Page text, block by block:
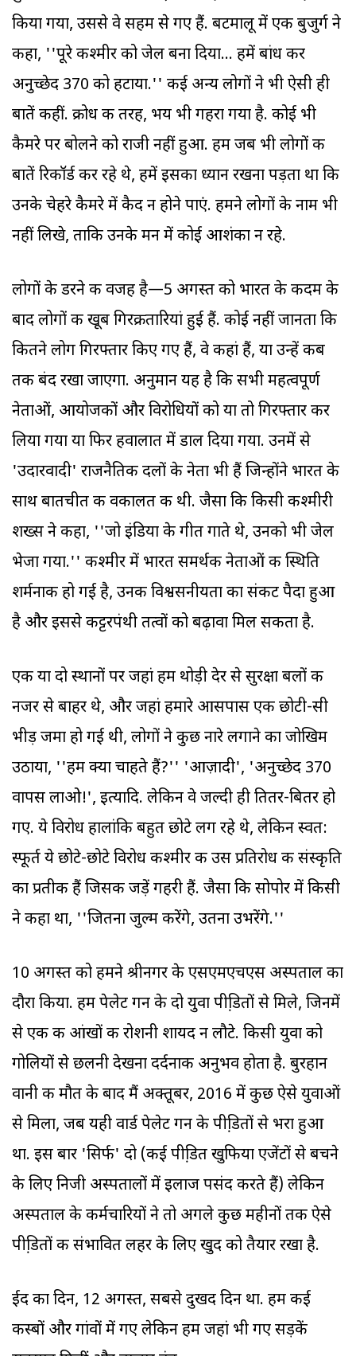
किया गया, उससे वे सहम से गए हैं. बटमालू में एक बुजुर्ग ने
कहा, ''पूरे कश्मीर को जेल बना दिया... हमें बांध कर
अनुच्छेद 370 को हटाया.'' कई अन्य लोगों ने भी ऐसी ही
बातें कहीं. क्रोध की तरह, भय भी गहरा गया है. कोई भी
कैमरे पर बोलने को राजी नहीं हुआ. हम जब भी लोगों की
बातें रिकॉर्ड कर रहे थे, हमें इसका ध्यान रखना पड़ता था कि
उनके चेहरे कैमरे में कैद न होने पाएं. हमने लोगों के नाम भी
नहीं लिखे, ताकि उनके मन में कोई आशंका न रहे.
लोगों के डरने की वजह है—5 अगस्त को भारत के कदम के
बाद लोगों की खूब गिरक्रतारियां हुई हैं. कोई नहीं जानता कि
कितने लोग गिरफ्तार किए गए हैं, वे कहां हैं, या उन्हें कब
तक बंद रखा जाएगा. अनुमान यह है कि सभी महत्वपूर्ण
नेताओं, आयोजकों और विरोधियों को या तो गिरफ्तार कर
लिया गया या फिर हवालात में डाल दिया गया. उनमें से
'उदारवादी' राजनैतिक दलों के नेता भी हैं जिन्होंने भारत के
साथ बातचीत की वकालत की थी. जैसा कि किसी कश्मीरी
शख्स ने कहा, ''जो इंडिया के गीत गाते थे, उनको भी जेल
भेजा गया.'' कश्मीर में भारत समर्थक नेताओं की स्थिति
शर्मनाक हो गई है, उनकी विश्वसनीयता का संकट पैदा हुआ
है और इससे कट्टरपंथी तत्वों को बढ़ावा मिल सकता है.
एक या दो स्थानों पर जहां हम थोड़ी देर से सुरक्षा बलों की
नजर से बाहर थे, और जहां हमारे आसपास एक छोटी-सी
भीड़ जमा हो गई थी, लोगों ने कुछ नारे लगाने का जोखिम
उठाया, ''हम क्या चाहते हैं?'' 'आज़ादी', 'अनुच्छेद 370
वापस लाओ!', इत्यादि. लेकिन वे जल्दी ही तितर-बितर हो
गए. ये विरोध हालांकि बहुत छोटे लग रहे थे, लेकिन स्वत:
स्फूर्त ये छोटे-छोटे विरोध कश्मीर की उस प्रतिरोध की संस्कृति
का प्रतीक हैं जिसकी जड़ें गहरी हैं. जैसा कि सोपोर में किसी
ने कहा था, ''जितना जुल्म करेंगे, उतना उभरेंगे.''
10 अगस्त को हमने श्रीनगर के एसएमएचएस अस्पताल का
दौरा किया. हम पेलेट गन के दो युवा पीडि़तों से मिले, जिनमें
से एक की आंखों की रोशनी शायद न लौटे. किसी युवा को
गोलियों से छलनी देखना दर्दनाक अनुभव होता है. बुरहान
वानी की मौत के बाद मैं अक्तूबर, 2016 में कुछ ऐसे युवाओं
से मिला, जब यही वार्ड पेलेट गन के पीडि़तों से भरा हुआ
था. इस बार 'सिर्फ' दो (कई पीडि़त खुफिया एजेंटों से बचने
के लिए निजी अस्पतालों में इलाज पसंद करते हैं) लेकिन
अस्पताल के कर्मचारियों ने तो अगले कुछ महीनों तक ऐसे
पीडि़तों की संभावित लहर के लिए खुद को तैयार रखा है.
ईद का दिन, 12 अगस्त, सबसे दुखद दिन था. हम कई
कस्बों और गांवों में गए लेकिन हम जहां भी गए सड़कें